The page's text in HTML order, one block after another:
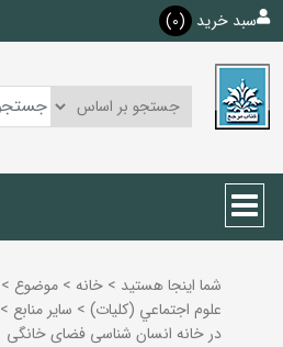
سبد خرید (0)
شما اینجا هستید > خانه > موضوع >
علوم اجتماعي (كليات) > ساير منابع >
در خانه انسان شناسی فضای خانگی